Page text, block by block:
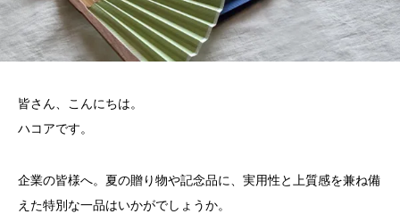
皆さん、こんにちは。
ハコアです。
企業の皆様へ。夏の贈り物や記念品に、実用性と上質感を兼ね備
えた特別な一品はいかがでしょうか。